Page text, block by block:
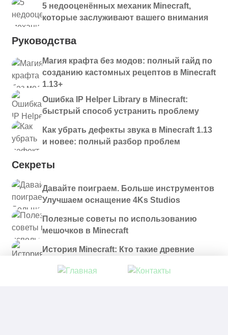
5 недооценённых механик Minecraft,
которые заслуживают вашего внимания
Руководства
Магия крафта без модов: полный гайд по
созданию кастомных рецептов в Minecraft
1.13+
Ошибка IP Helper Library в Minecraft:
быстрый способ устранить проблему
Как убрать дефекты звука в Minecraft 1.13
и новее: полный разбор проблем
Секреты
Давайте поиграем. Больше инструментов
Улучшаем оснащение 4Ks Studios
Полезные советы по использованию
мешочков в Minecraft
История Minecraft: Кто такие древние